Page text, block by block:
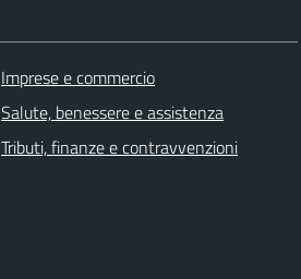
Imprese e commercio
Salute, benessere e assistenza
Tributi, finanze e contravvenzioni